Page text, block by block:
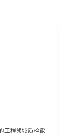
工程领域质检能